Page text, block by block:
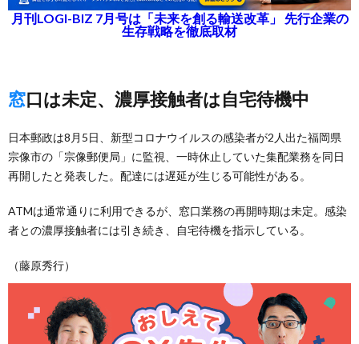
月刊LOGI-BIZ 7月号は「未来を創る輸送改革」 先行企業の
生存戦略を徹底取材
窓口は未定、濃厚接触者は自宅待機中
日本郵政は8月5日、新型コロナウイルスの感染者が2人出た福岡県
宗像市の「宗像郵便局」に監視、一時休止していた集配業務を同日
再開したと発表した。配達には遅延が生じる可能性がある。
ATMは通常通りに利用できるが、窓口業務の再開時期は未定。感染
者との濃厚接触者には引き続き、自宅待機を指示している。
（藤原秀行）